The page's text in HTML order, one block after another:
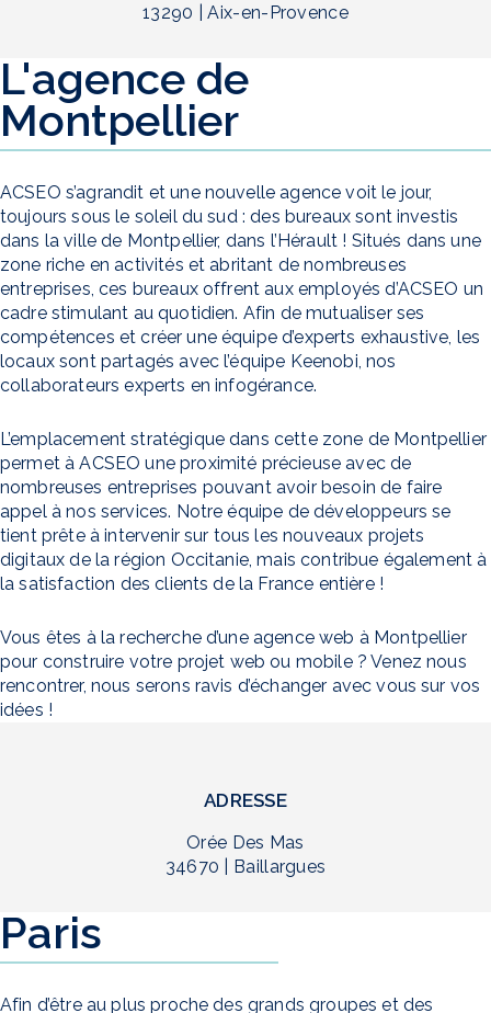
13290 | Aix-en-Provence
L'agence de
Montpellier
ACSEO s’agrandit et une nouvelle agence voit le jour,
toujours sous le soleil du sud : des bureaux sont investis
dans la ville de Montpellier, dans l’Hérault ! Situés dans une
zone riche en activités et abritant de nombreuses
entreprises, ces bureaux offrent aux employés d’ACSEO un
cadre stimulant au quotidien. Afin de mutualiser ses
compétences et créer une équipe d’experts exhaustive, les
locaux sont partagés avec l’équipe Keenobi, nos
collaborateurs experts en infogérance.
L’emplacement stratégique dans cette zone de Montpellier
permet à ACSEO une proximité précieuse avec de
nombreuses entreprises pouvant avoir besoin de faire
appel à nos services. Notre équipe de développeurs se
tient prête à intervenir sur tous les nouveaux projets
digitaux de la région Occitanie, mais contribue également à
la satisfaction des clients de la France entière !
Vous êtes à la recherche d’une agence web à Montpellier
pour construire votre projet web ou mobile ? Venez nous
rencontrer, nous serons ravis d’échanger avec vous sur vos
idées !
ADRESSE
Orée Des Mas
34670 | Baillargues
Paris
Afin d’être au plus proche des grands groupes et des